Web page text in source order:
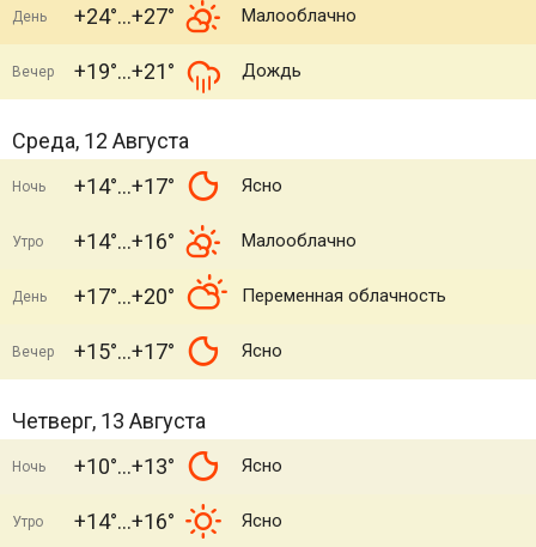
День +24° +27° Малооблачно
Вечер +19° +21° Дождь
Среда, 12 Августа
Ночь +14° +17° Ясно
Утро +14° +16° Малооблачно
День +17° +20° Переменная облачность
Вечер +15° +17° Ясно
Четверг, 13 Августа
Ночь +10° +13° Ясно
Утро +14° +16° Ясно